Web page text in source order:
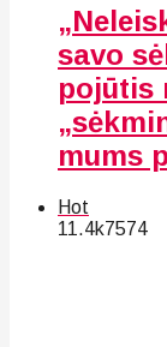
savo
pojūtis
mums
Hot
11.4k7574